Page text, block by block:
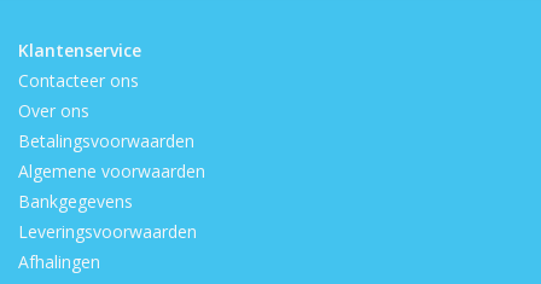
Klantenservice
Contacteer ons
Over ons
Betalingsvoorwaarden
Algemene voorwaarden
Bankgegevens
Leveringsvoorwaarden
Afhalingen